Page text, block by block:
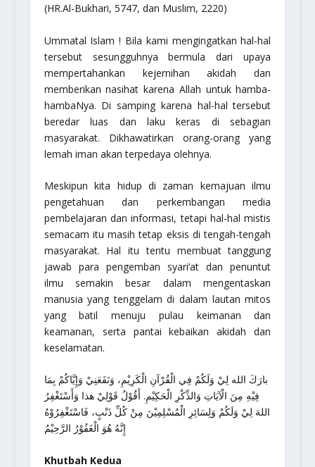
(HR.Al-Bukhari, 5747, dan Muslim, 2220)
Ummatal Islam ! Bila kami mengingatkan hal-hal
tersebut sesungguhnya bermula dari upaya
mempertahankan kejernihan akidah dan
memberikan nasihat karena Allah untuk hamba-
hambaNya. Di samping karena hal-hal tersebut
beredar luas dan laku keras di sebagian
masyarakat. Dikhawatirkan orang-orang yang
lemah iman akan terpedaya olehnya.
Meskipun kita hidup di zaman kemajuan ilmu
pengetahuan dan perkembangan media
pembelajaran dan informasi, tetapi hal-hal mistis
semacam itu masih tetap eksis di tengah-tengah
masyarakat. Hal itu tentu membuat tanggung
jawab para pengemban syari’at dan penuntut
ilmu semakin besar dalam mengentaskan
manusia yang tenggelam di dalam lautan mitos
yang batil menuju pulau keimanan dan
keamanan, serta pantai kebaikan akidah dan
keselamatan.
بارَكَ الله لِيْ وَلَكُمْ فِي الْقُرْآنِ الْكَرِيْمِ، وَنَفَعَنِيْ وَإِيَّاكُمْ بِمَا
فِيْهِ مِنَ الْآيَاتِ وَالذِّكْرِ الْحَكِيْمِ. أَقُوْلُ قَوْلِيْ هذا وَأَسْتَغْفِرُ
اللهَ لِيْ وَلَكُمْ وَلِسَائِرِ الْمُسْلِمِيْنَ مِنْ كُلِّ ذَنْبٍ، فَاسْتَغْفِرُوْهُ
إِنَّهُ هُوَ الْغَفُوْرُ الرَّحِيْمُ
Khutbah Kedua